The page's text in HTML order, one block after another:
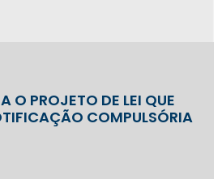
O PROJETO DE LEI QUE
COMPULSÓRIA